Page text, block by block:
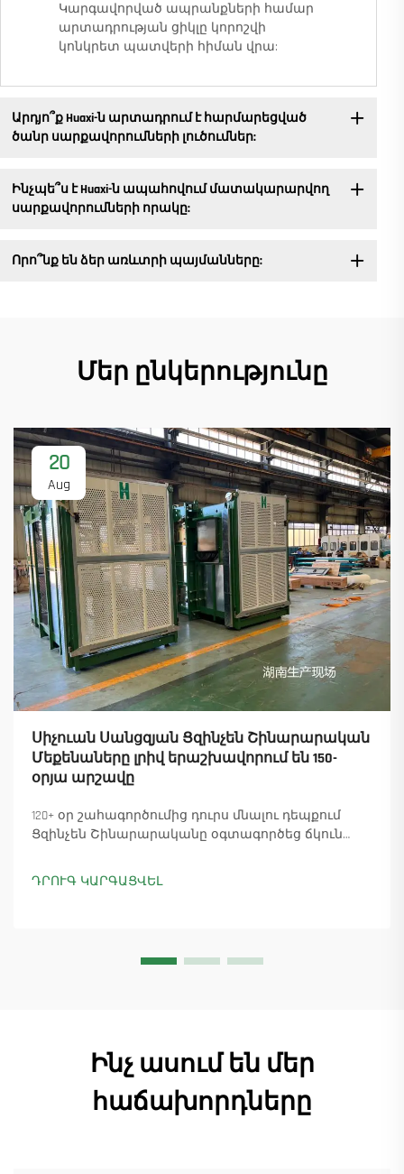
Կարգավորված ապրանքների համար
արտադրության ցիկլը կորոշվի
կոնկրետ պատվերի հիման վրա:
Արդյո՞ք Huaxi-ն արտադրում է հարմարեցված
ծանր սարքավորումների լուծումներ:
Ինչպե՞ս է Huaxi-ն ապահովում մատակարարվող
սարքավորումների որակը:
Որո՞նք են ձեր առևտրի պայմանները:
Մեր ընկերությունը
20
Aug
Սիչուան Սանցզյան Ցզինչեն Շինարարական
Մեքենաները լրիվ երաշխավորում են 150-
օրյա արշավը
120+ օր շահագործումից դուրս մնալու դեպքում
Ցզինչեն Շինարարականը օգտագործեց ճկուն
ապահովելով 18 աշտարակային ճանկային
տնտեսուղղիչների մատուցումը և ապահովելով
ԴՐՈՒԳ ԿԱՐԳԱՑՎԵԼ
Ինչ ասում են մեր
հաճախորդները